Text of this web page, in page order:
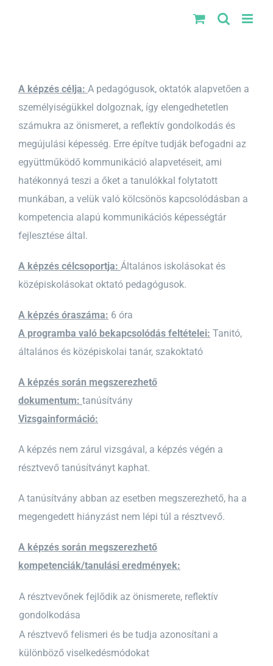
A képzés célja: A pedagógusok, oktatók alapvetően a
személyiségükkel dolgoznak, így elengedhetetlen
számukra az önismeret, a reflektív gondolkodás és
megújulási képesség. Erre építve tudják befogadni az
együttműködő kommunikáció alapvetéseit, ami
hatékonnyá teszi a őket a tanulókkal folytatott
munkában, a velük való kölcsönös kapcsolódásban a
kompetencia alapú kommunikációs képességtár
fejlesztése által.
A képzés célcsoportja: Általános iskolásokat és
középiskolásokat oktató pedagógusok.
A képzés óraszáma: 6 óra
A programba való bekapcsolódás feltételei: Tanitó,
általános és középiskolai tanár, szakoktató
A képzés során megszerezhető
dokumentum: tanúsítvány
Vizsgainformáció:
A képzés nem zárul vizsgával, a képzés végén a
résztvevő tanúsítványt kaphat.
A tanúsítvány abban az esetben megszerezhető, ha a
megengedett hiányzást nem lépi túl a résztvevő.
A képzés során megszerezhető
kompetenciák/tanulási eredmények:
A résztvevőnek fejlődik az önismerete, reflektív
gondolkodása
A résztvevő felismeri és be tudja azonosítani a
különböző viselkedésmódokat